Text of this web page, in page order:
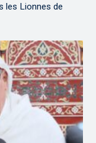
les Lionnes de